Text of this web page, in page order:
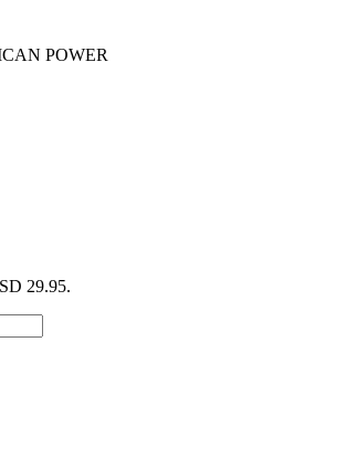
POWER
29.95.